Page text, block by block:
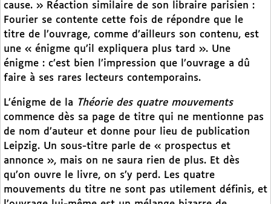
cause. » Réaction similaire de son libraire parisien :
Fourier se contente cette fois de répondre que le
titre de l’ouvrage, comme d’ailleurs son contenu, est
une « énigme qu’il expliquera plus tard ». Une
énigme : c’est bien l’impression que l’ouvrage a dû
faire à ses rares lecteurs contemporains.
L’énigme de la Théorie des quatre mouvements
commence dès sa page de titre qui ne mentionne pas
de nom d’auteur et donne pour lieu de publication
Leipzig. Un sous-titre parle de « prospectus et
annonce », mais on ne saura rien de plus. Et dès
qu’on ouvre le livre, on s’y perd. Les quatre
mouvements du titre ne sont pas utilement définis, et